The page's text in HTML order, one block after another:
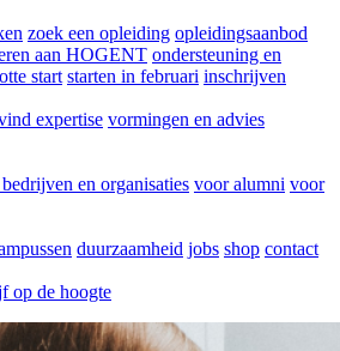
zoek een opleiding opleidingsaanbod
aan HOGENT ondersteuning en
start starten in februari inschrijven
expertise vormingen en advies
en organisaties voor alumni voor
duurzaamheid jobs shop contact
op de hoogte